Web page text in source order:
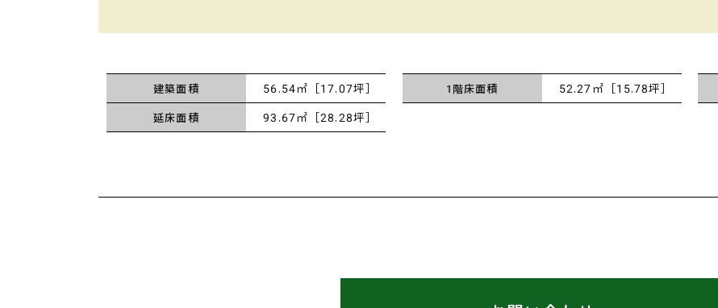
建築面積 56.54㎡［17.07坪］ 1階床面積 52.27㎡［15.78坪］
延床面積 93.67㎡［28.28坪］